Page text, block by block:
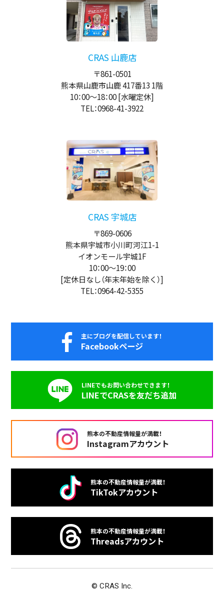
CRAS 山鹿店
〒861-0501
熊本県山鹿市山鹿 417番13 1階
10：00～18：00[水曜定休]
TEL：0968-41-3922
CRAS 宇城店
〒869-0606
熊本県宇城市小川町河江1-1
イオンモール宇城1F
10：00～19：00
[定休日なし（年末年始を除く）]
TEL：0964-42-5355
主にブログを配信しています！
Facebookページ
LINEでもお問い合わせできます！
LINEでCRASを友だち追加
熊本の不動産情報量が満載！
Instagramアカウント
熊本の不動産情報量が満載！
TikTokアカウント
熊本の不動産情報量が満載！
Threadsアカウント
© CRAS Inc.